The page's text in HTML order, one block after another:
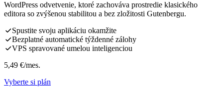
WordPress odvetvenie, ktoré zachováva prostredie klasického
editora so zvýšenou stabilitou a bez zložitosti Gutenbergu.
Spustite svoju aplikáciu okamžite
Bezplatné automatické týždenné zálohy
VPS spravované umelou inteligenciou
5,49 €/mes.
Vyberte si plán